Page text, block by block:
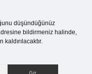
düşündüğünüz
bildirmeniz halinde,